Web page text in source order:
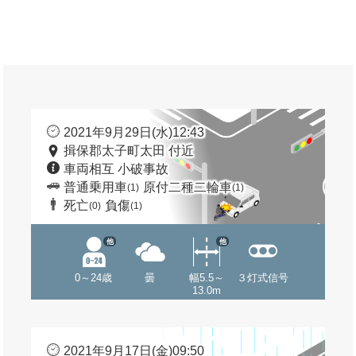
2021年9月29日(水)12:43
揖保郡太子町太田 付近
車両相互 小破事故
普通乗用車(1) 原付二種二輪車(1)
死亡(0) 負傷(1)
0～24歳
他
曇
幅5.5～
13.0m
他
３灯式信号
2021年9月17日(金)09:50